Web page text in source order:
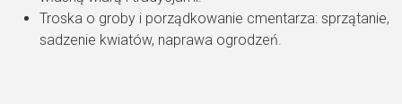
Troska o groby i porządkowanie cmentarza: sprzątanie,
sadzenie kwiatów, naprawa ogrodzeń.